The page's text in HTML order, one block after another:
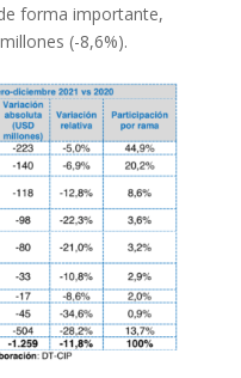
forma importante,
(-8,6%).